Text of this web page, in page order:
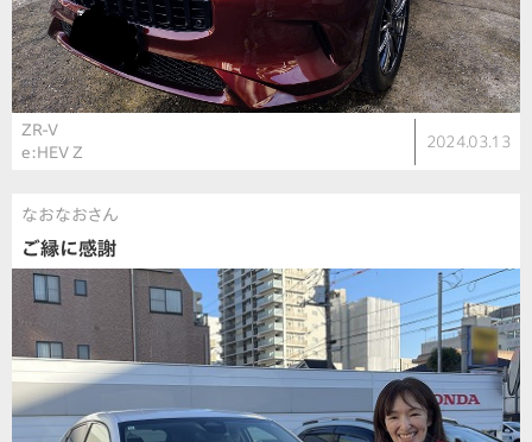
ZR-V
e:HEV Z
2024.03.13
なおなおさん
ご縁に感謝